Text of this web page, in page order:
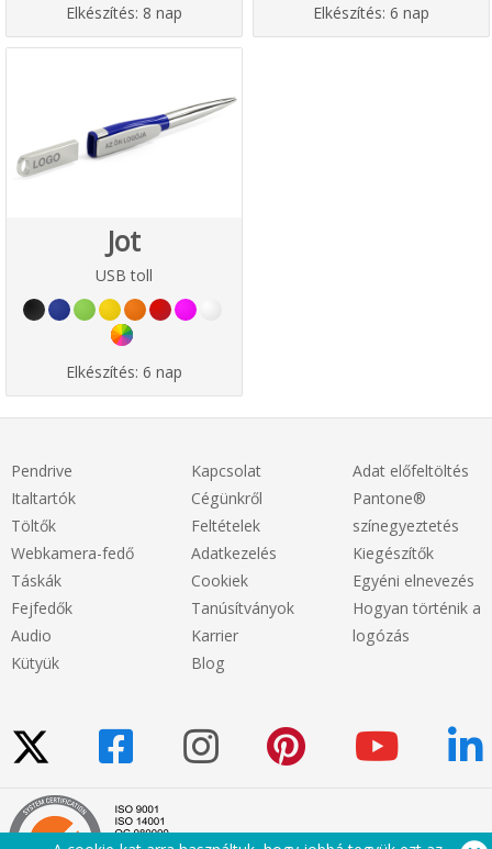
Elkészítés: 8 nap Elkészítés: 6 nap
Jot
USB toll
Elkészítés: 6 nap
Pendrive
Italtartók
Töltők
Webkamera-fedő
Táskák
Fejfedők
Audio
Kütyük
Kapcsolat
Cégünkről
Feltételek
Adatkezelés
Cookiek
Tanúsítványok
Karrier
Blog
Adat előfeltöltés
Pantone®
színegyeztetés
Kiegészítők
Egyéni elnevezés
Hogyan történik a
logózás